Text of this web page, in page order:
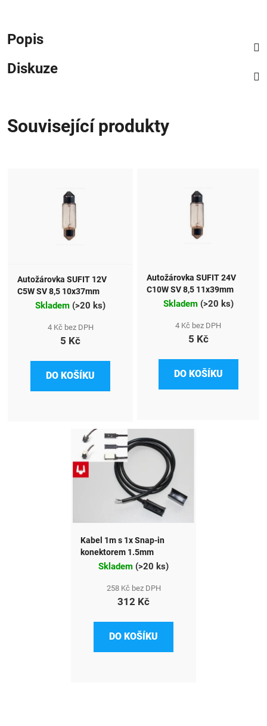
Popis
Diskuze
Související produkty
Autožárovka SUFIT 12V
C5W SV 8,5 10x37mm
Skladem (>20 ks)
4 Kč bez DPH
5 Kč
DO KOŠÍKU
Autožárovka SUFIT 24V
C10W SV 8,5 11x39mm
Skladem (>20 ks)
4 Kč bez DPH
5 Kč
DO KOŠÍKU
Kabel 1m s 1x Snap-in
konektorem 1.5mm
Skladem (>20 ks)
258 Kč bez DPH
312 Kč
DO KOŠÍKU